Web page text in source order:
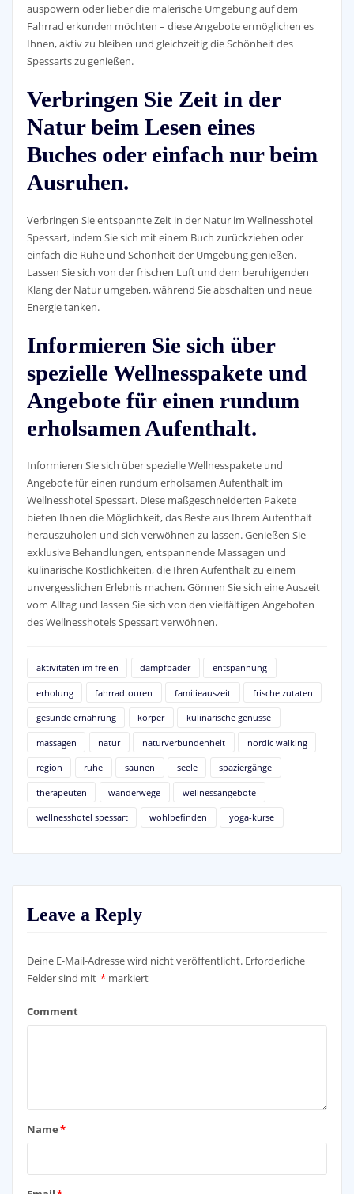
auspowern oder lieber die malerische Umgebung auf dem
Fahrrad erkunden möchten – diese Angebote ermöglichen es
Ihnen, aktiv zu bleiben und gleichzeitig die Schönheit des
Spessarts zu genießen.
Verbringen Sie Zeit in der
Natur beim Lesen eines
Buches oder einfach nur beim
Ausruhen.
Verbringen Sie entspannte Zeit in der Natur im Wellnesshotel
Spessart, indem Sie sich mit einem Buch zurückziehen oder
einfach die Ruhe und Schönheit der Umgebung genießen.
Lassen Sie sich von der frischen Luft und dem beruhigenden
Klang der Natur umgeben, während Sie abschalten und neue
Energie tanken.
Informieren Sie sich über
spezielle Wellnesspakete und
Angebote für einen rundum
erholsamen Aufenthalt.
Informieren Sie sich über spezielle Wellnesspakete und
Angebote für einen rundum erholsamen Aufenthalt im
Wellnesshotel Spessart. Diese maßgeschneiderten Pakete
bieten Ihnen die Möglichkeit, das Beste aus Ihrem Aufenthalt
herauszuholen und sich verwöhnen zu lassen. Genießen Sie
exklusive Behandlungen, entspannende Massagen und
kulinarische Köstlichkeiten, die Ihren Aufenthalt zu einem
unvergesslichen Erlebnis machen. Gönnen Sie sich eine Auszeit
vom Alltag und lassen Sie sich von den vielfältigen Angeboten
des Wellnesshotels Spessart verwöhnen.
aktivitäten im freien dampfbäder entspannung
erholung fahrradtouren familieauszeit frische zutaten
gesunde ernährung körper kulinarische genüsse
massagen natur naturverbundenheit nordic walking
region ruhe saunen seele spaziergänge
therapeuten wanderwege wellnessangebote
wellnesshotel spessart wohlbefinden yoga-kurse
Leave a Reply
Deine E-Mail-Adresse wird nicht veröffentlicht. Erforderliche
Felder sind mit * markiert
Comment
Name*